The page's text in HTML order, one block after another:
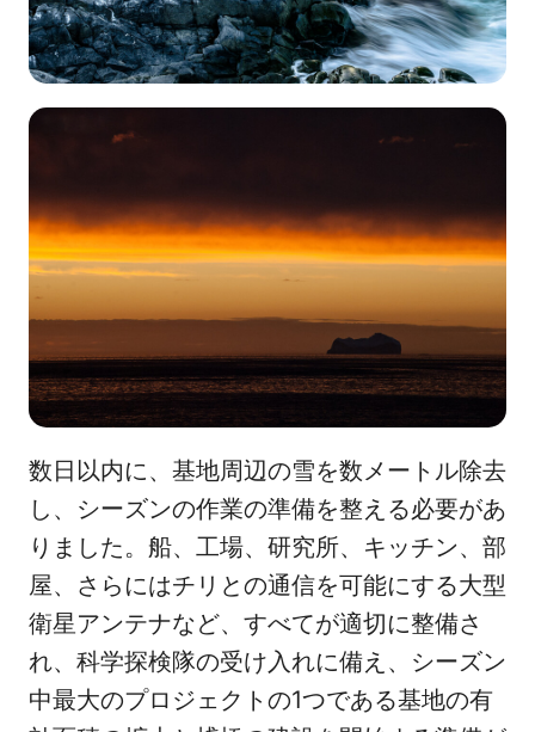
数日以内に、基地周辺の雪を数メートル除去
し、シーズンの作業の準備を整える必要があ
りました。船、工場、研究所、キッチン、部
屋、さらにはチリとの通信を可能にする大型
衛星アンテナなど、すべてが適切に整備さ
れ、科学探検隊の受け入れに備え、シーズン
中最大のプロジェクトの1つである基地の有